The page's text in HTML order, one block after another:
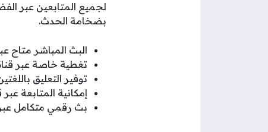
لجميع المتابعين عبر
بضخامة الحدث.
البث المباشر متاح
تغطية خاصة عبر قناة بي إن
توفير التعليق
إمكانية المتابعة
بث رقمي متكامل